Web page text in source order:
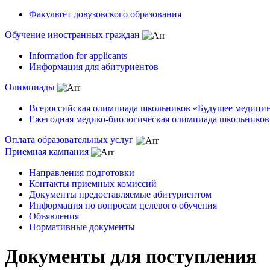
Факультет довузовского образования
Обучение иностранных граждан
Information for applicants
Информация для абитуриентов
Олимпиады
Всероссийская олимпиада школьников «Будущее
Ежегодная медико-биологическая олимпиада школьников
Оплата образовательных услуг
Приемная кампания
Направления подготовки
Контакты приемных комиссий
Документы предоставляемые абитуриентом
Информация по вопросам целевого обучения
Объявления
Нормативные документы
Документы для поступления